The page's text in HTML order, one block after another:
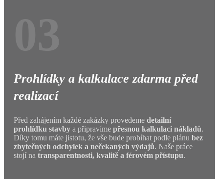
Prohlídky a kalkulace zdarma před
realizací
Před zahájením každé zakázky provedeme detailní
prohlídku stavby a připravíme přesnou kalkulaci nákladů.
Díky tomu máte jistotu, že vše bude probíhat podle plánu bez
zbytečných odchylek a nečekaných výdajů. Naše práce
stojí na transparentnosti, kvalitě a férovém přístupu.